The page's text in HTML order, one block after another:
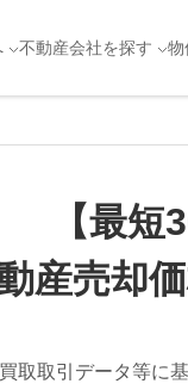
不動産会社を探す 物
【最短
産売却
取取引データ等に